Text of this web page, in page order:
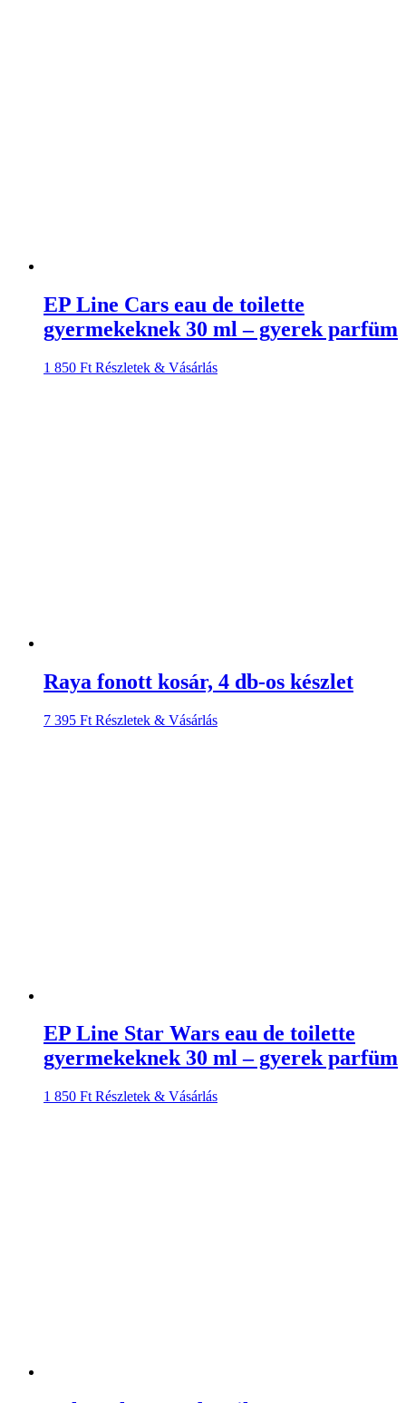
EP Line Cars eau de toilette
gyermekeknek 30 ml – gyerek parfüm
1 850 Ft Részletek & Vásárlás
Raya fonott kosár, 4 db-os készlet
7 395 Ft Részletek & Vásárlás
EP Line Star Wars eau de toilette
gyermekeknek 30 ml – gyerek parfüm
1 850 Ft Részletek & Vásárlás